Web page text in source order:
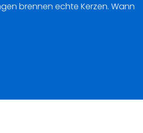
brennen echte Kerzen. Wann